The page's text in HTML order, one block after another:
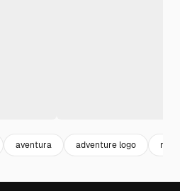
aventura adventure logo